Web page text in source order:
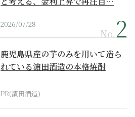
2026/07/28
No.
鹿児島県産の芋のみを用いて造ら
れている濵田酒造の本格焼酎
PR(濵田酒造)